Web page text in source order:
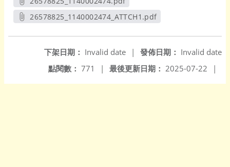
另開新視窗
26578825_1140002474_ATTCH1.pdf
發佈日期： Invalid date
下架日期： Invalid date
|
最後更新日期： 2025-07-22 |
點閱數： 771 |